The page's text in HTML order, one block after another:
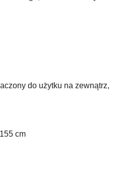
do użytku na zewnątrz,
cm